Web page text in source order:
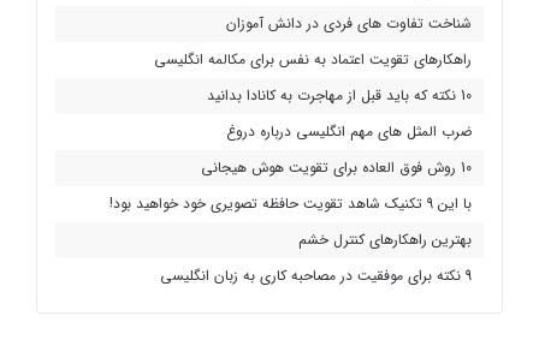
شناخت تفاوت های فردی در دانش آموزان
راهکارهای تقویت اعتماد به نفس برای مکالمه انگلیسی
10 نکته که باید قبل از مهاجرت به کانادا بدانید
ضرب المثل های مهم انگلیسی درباره دروغ
10 روش فوق العاده برای تقویت هوش هیجانی
با این 9 تکنیک شاهد تقویت حافظه تصویری خود خواهید بود!
بهترین راهکارهای کنترل خشم
9 نکته برای موفقیت در مصاحبه کاری به زبان انگلیسی